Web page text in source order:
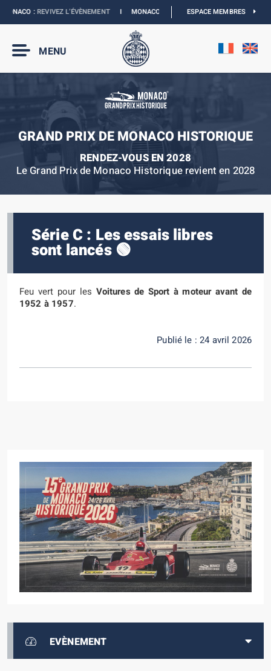
:REVIVEZ L’ÉVÈNEMENTIMONACO E-PRIX 2027 :NOUVELLES DATES
ESPACE MEMBRES
MENU
GRAND PRIX DE MONACO HISTORIQUE
RENDEZ-VOUS EN 2028
Le Grand Prix de Monaco Historique revient en 2028
EVÈNEMENT
Série C : Les essais libres
sont lancés 🟢
Feu vert pour les Voitures de Sport à moteur avant de
1952 à 1957.
Publié le : 24 avril 2026